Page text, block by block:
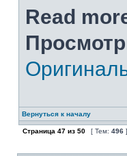
Read
Вернуться к началу
Страница 47 из 50 [ Тем: 496 ]